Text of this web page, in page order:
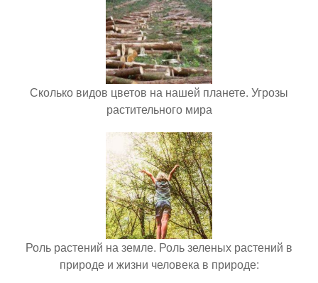
Сколько видов цветов на нашей планете. Угрозы
растительного мира
Роль растений на земле. Роль зеленых растений в
природе и жизни человека в природе: